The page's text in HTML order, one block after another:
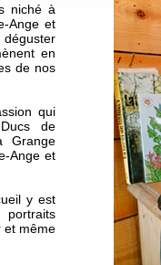
niché à
Ange et
en
de nos
qui
de
Grange
Ange et
y est
portraits
et même